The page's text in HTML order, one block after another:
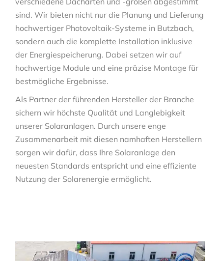
sind. Wir bieten nicht nur die Planung und Lieferung
hochwertiger Photovoltaik-Systeme in Butzbach,
sondern auch die komplette Installation inklusive
der Energiespeicherung. Dabei setzen wir auf
hochwertige Module und eine präzise Montage für
bestmögliche Ergebnisse.
Als Partner der führenden Hersteller der Branche
sichern wir höchste Qualität und Langlebigkeit
unserer Solaranlagen. Durch unsere enge
Zusammenarbeit mit diesen namhaften Herstellern
sorgen wir dafür, dass Ihre Solaranlage den
neuesten Standards entspricht und eine effiziente
Nutzung der Solarenergie ermöglicht.